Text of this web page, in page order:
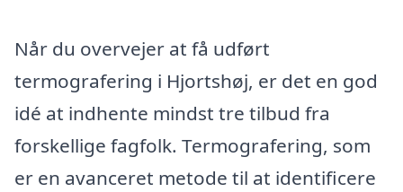
Når du overvejer at få udført
termografering i Hjortshøj, er det en god
idé at indhente mindst tre tilbud fra
forskellige fagfolk. Termografering, som
er en avanceret metode til at identificere